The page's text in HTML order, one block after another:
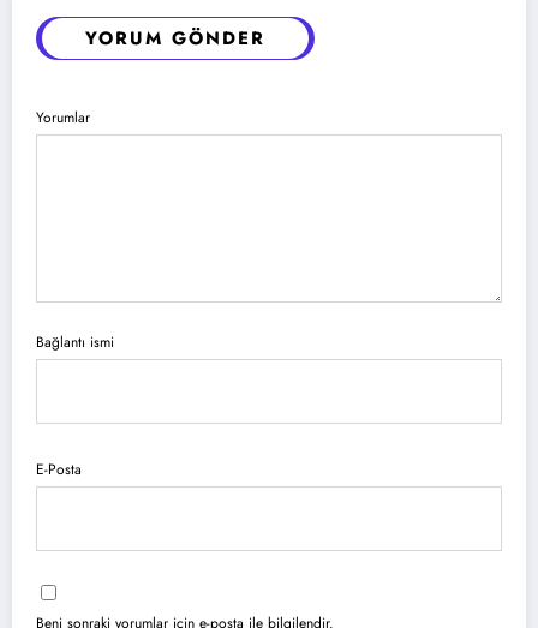
YORUM GÖNDER
Yorumlar
Bağlantı ismi
E-Posta